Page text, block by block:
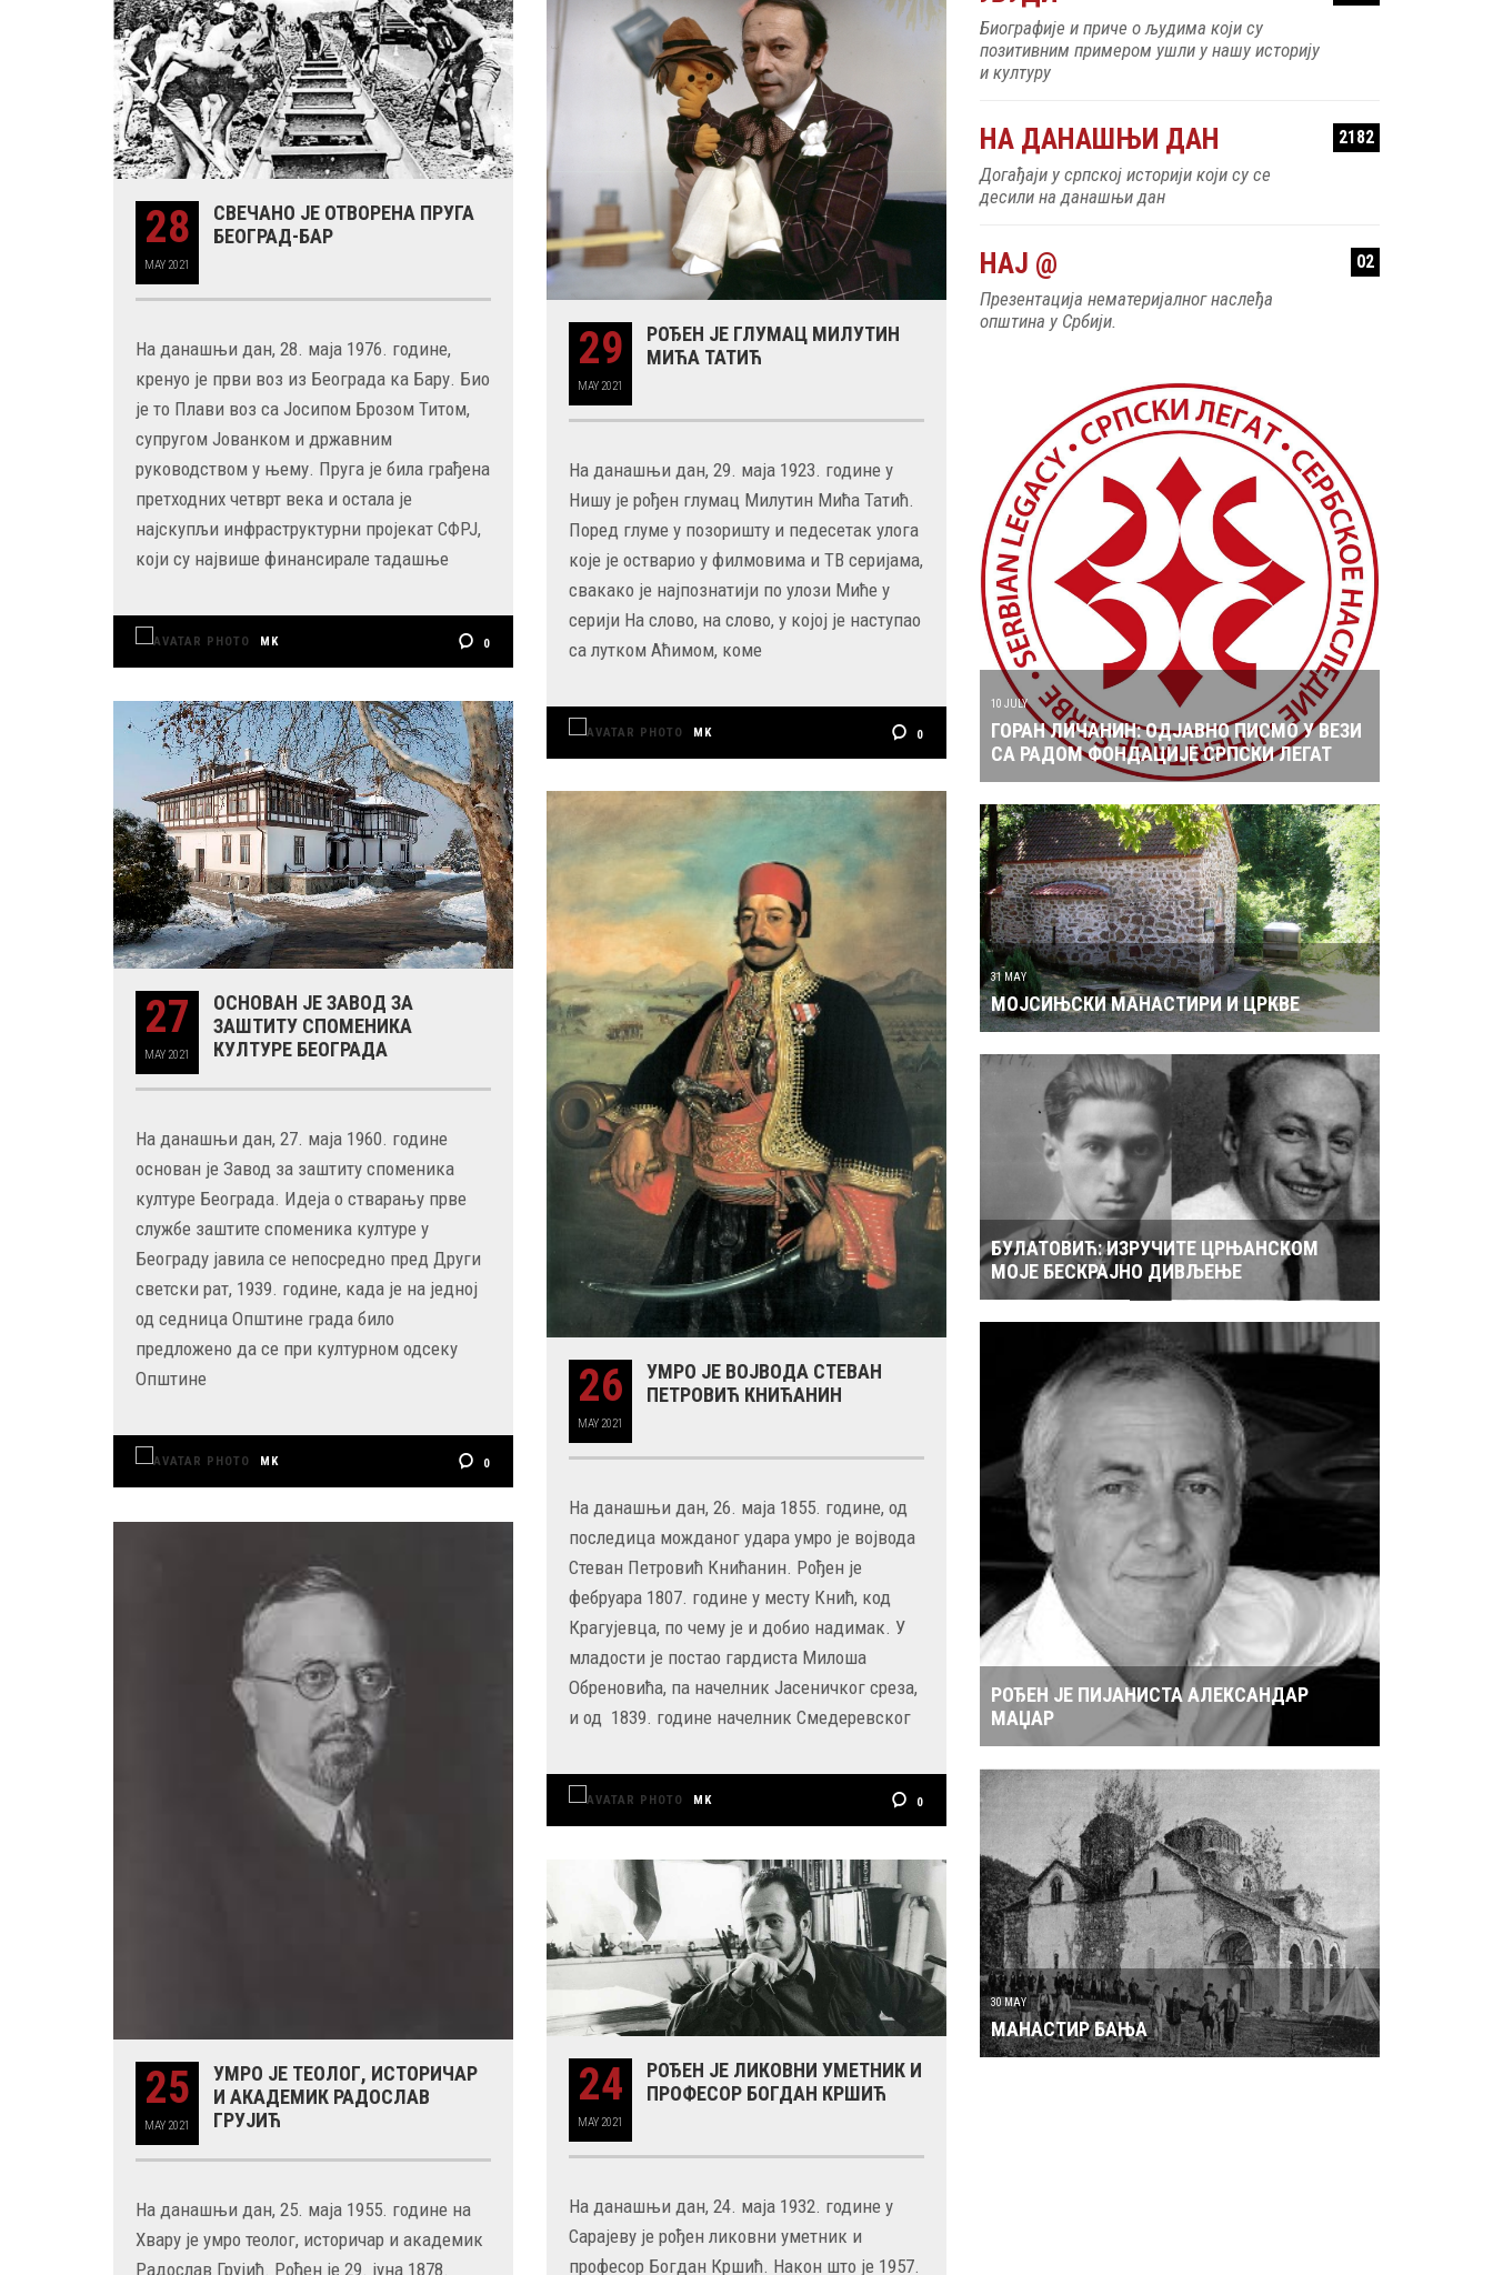
29
MAY 2021
РОЂЕН ЈЕ ГЛУМАЦ МИЛУТИН
МИЋА ТАТИЋ
На данашњи дан, 29. маја 1923. године у
Нишу је рођен глумац Милутин Мића Татић.
Поред глуме у позоришту и педесетак улога
које је остварио у филмовима и ТВ серијама,
свакако је најпознатији по улози Миће у
серији На слово, на слово, у којој је наступао
са лутком Аћимом, коме
MK 0
28
MAY 2021
СВЕЧАНО ЈЕ ОТВОРЕНА ПРУГА
БЕОГРАД-БАР
На данашњи дан, 28. маја 1976. године,
кренуо је први воз из Београда ка Бару. Био
је то Плави воз са Јосипом Брозом Титом,
супругом Јованком и државним
руководством у њему. Пруга је била грађена
претходних четврт века и остала је
најскупљи инфраструктурни пројекат СФРЈ,
који су највише финансирале тадашње
MK 0
27
MAY 2021
ОСНОВАН ЈЕ ЗАВОД ЗА
ЗАШТИТУ СПОМЕНИКА
КУЛТУРЕ БЕОГРАДА
На данашњи дан, 27. маја 1960. године
основан је Завод за заштиту споменика
културе Београда. Идеја о стварању прве
службе заштите споменика културе у
Београду јавила се непосредно пред Други
светски рат, 1939. године, када је на једној
од седница Општине града било
предложено да се при културном одсеку
Општине
MK 0
26
MAY 2021
УМРО ЈЕ ВОЈВОДА СТЕВАН
ПЕТРОВИЋ КНИЋАНИН
На данашњи дан, 26. маја 1855. године, од
последица можданог удара умро је војвода
Стеван Петровић Книћанин. Рођен је
фебруара 1807. године у месту Кнић, код
Крагујевца, по чему је и добио надимак. У
младости је постао гардиста Милоша
Обреновића, па начелник Jасеничког среза,
и од 1839. године начелник Смедеревског
MK 0
25
MAY 2021
УМРО ЈЕ ТЕОЛОГ, ИСТОРИЧАР
И АКАДЕМИК РАДОСЛАВ
ГРУЈИЋ
На данашњи дан, 25. маја 1955. године на
Хвару је умро теолог, историчар и академик
Радослав Грујић. Рођен је 29. јуна 1878.
24
MAY 2021
РОЂЕН ЈЕ ЛИКОВНИ УМЕТНИК И
ПРОФЕСОР БОГДАН КРШИЋ
На данашњи дан, 24. маја 1932. године у
Сарајеву је рођен ликовни уметник и
професор Богдан Кршић. Након што је 1957.
Биографије и приче о људима који су
позитивним примером ушли у нашу историју
и културу
НА ДАНАШЊИ ДАН 2182
Догађаји у српској историји који су се
десили на данашњи дан
НАЈ @ 02
Презентација нематеријалног наслеђа
општина у Србији.
10 JULY
ГОРАН ЛИЧАНИН: ОДЈАВНО ПИСМО У ВЕЗИ
СА РАДОМ ФОНДАЦИЈЕ СРПСКИ ЛЕГАТ
31 MAY
МОЈСИЊСКИ МАНАСТИРИ И ЦРКВЕ
БУЛАТОВИЋ: ИЗРУЧИТЕ ЦРЊАНСКОМ
МОЈЕ БЕСКРАЈНО ДИВЉЕЊЕ
РОЂЕН ЈЕ ПИЈАНИСТА АЛЕКСАНДАР
МАЏАР
30 MAY
МАНАСТИР БАЊА